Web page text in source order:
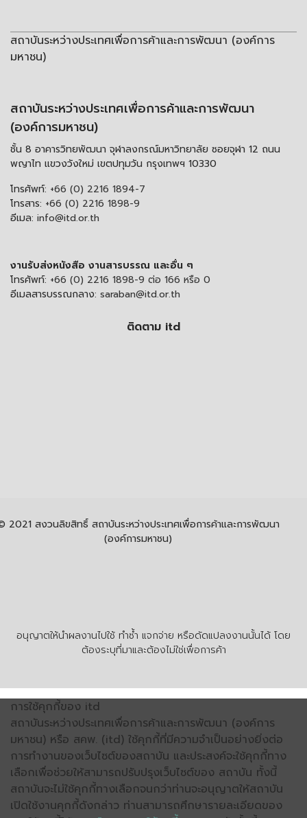
สถาบันระหว่างประเทศเพื่อการค้าและการพัฒนา (องค์การ
มหาชน)
สถาบันระหว่างประเทศเพื่อการค้าและการพัฒนา
(องค์การมหาชน)
ชั้น 8 อาคารวิทยพัฒนา จุฬาลงกรณ์มหาวิทยาลัย ซอยจุฬา 12 ถนน
พญาไท แขวงวังใหม่ เขตปทุมวัน กรุงเทพฯ 10330
โทรศัพท์: +66 (0) 2216 1894-7
โทรสาร: +66 (0) 2216 1898-9
อีเมล: info@itd.or.th
งานรับส่งหนังสือ งานสารบรรณ และอื่น ๆ
โทรศัพท์: +66 (0) 2216 1898-9 ต่อ 166 หรือ 0
อีเมลสารบรรณกลาง: saraban@itd.or.th
ติดตาม itd
อนุญาตให้นำผลงานไปใช้ ทำซ้ำ แจกจ่าย หรือดัดแปลงงานนั้นได้ โดย
ต้องระบุที่มาและต้องไม่ใช่เพื่อการค้า
2021 สงวนลิขสิทธิ์ สถาบันระหว่างประเทศเพื่อการค้าและการพัฒนา
(องค์การมหาชน)
การใช้คุกกี้ของ itd
สถาบันระหว่างประเทศเพื่อการค้าและการพัฒนา (องค์การ
มหาชน) หรือ สคพ. (itd) ใช้คุกกี้ที่มีความจำเป็นอย่างยิ่งต่อ
การทำงานของเว็บไซต์ของสถาบัน และประสงค์จะใช้คุกกี้ทาง
เลือกเพื่อช่วยให้สามารถปรับปรุงเว็บไซต์ของ สถาบัน ทั้งนี้
สถาบันจะไม่ใช้คุกกี้ทางเลือกจนกว่าท่านจะอนุญาตให้สถาบัน
เปิดใช้งานคุกกี้ดังกล่าว ท่านสามารถศึกษารายละเอียดของ